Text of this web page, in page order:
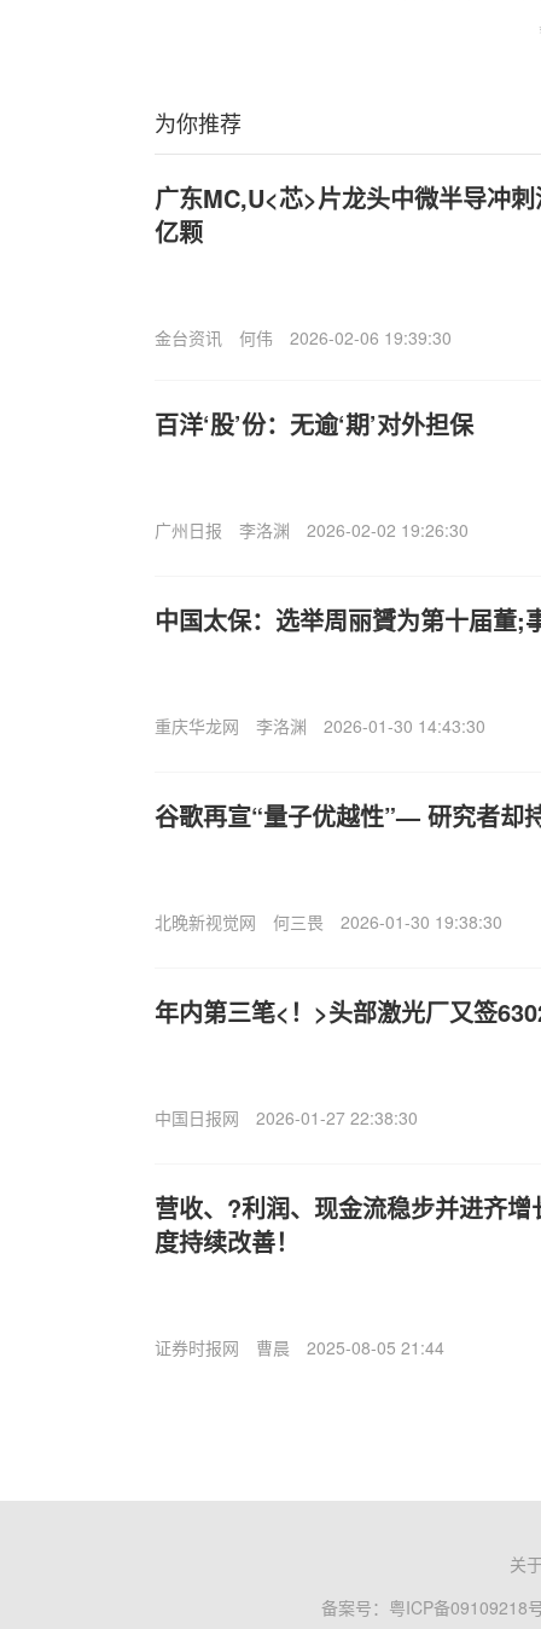
为你推荐
广东MC,U<芯>片龙头中微半导冲
亿颗
金台资讯 何伟 2026-02-06 19:39:30
百洋‘股’份：无逾‘期’对外担保
广州日报 李洛渊 2026-02-02 19:26:30
中国太保：选举周丽贇为第十届董;
重庆华龙网 李洛渊 2026-01-30 14:43:30
谷歌再宣“量子优越性”— 研究者却
北晚新视觉网 何三畏 2026-01-30 19:38:30
年内第三笔<！>头部激光厂又签
中国日报网 2026-01-27 22:38:30
营收、?利润、现金流稳步并进齐
度持续改善！
证券时报网 曹晨 2025-08-05 21:44
关
备案号： 粤ICP备09109218